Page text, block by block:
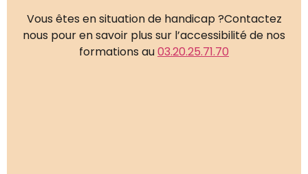
Vous êtes en situation de handicap ?Contactez
nous pour en savoir plus sur l’accessibilité de nos
formations au03.20.25.71.70